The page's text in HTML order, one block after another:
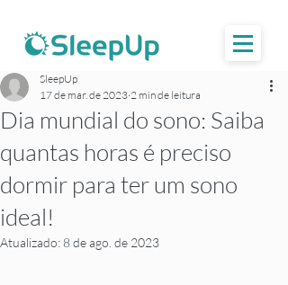
Dia mundial do sono: Saiba
quantas horas é preciso
dormir para ter um sono
ideal!
SleepUp
17 de mar. de 2023 2 min de leitura
Atualizado: 8 de ago. de 2023